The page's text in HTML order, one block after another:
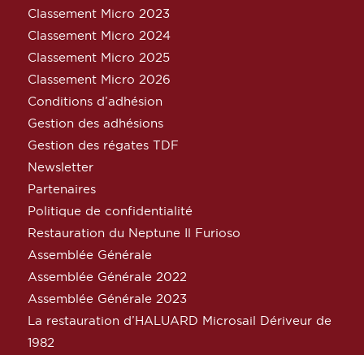
Classement Micro 2023
Classement Micro 2024
Classement Micro 2025
Classement Micro 2026
Conditions d’adhésion
Gestion des adhésions
Gestion des régates TDF
Newsletter
Partenaires
Politique de confidentialité
Restauration du Neptune Il Furioso
Assemblée Générale
Assemblée Générale 2022
Assemblée Générale 2023
La restauration d’HALUARD Microsail Dériveur de
1982